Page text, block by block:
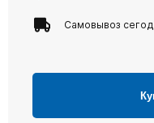
Самовывоз